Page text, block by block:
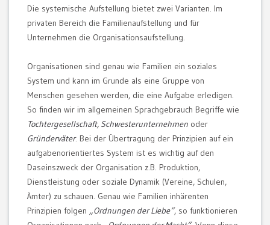
Die systemische Aufstellung bietet zwei Varianten. Im
privaten Bereich die Familienaufstellung und für
Unternehmen die Organisationsaufstellung.
Organisationen sind genau wie Familien ein soziales
System und kann im Grunde als eine Gruppe von
Menschen gesehen werden, die eine Aufgabe erledigen.
So finden wir im allgemeinen Sprachgebrauch Begriffe wie
Tochtergesellschaft, Schwesterunternehmen oder
Gründerväter. Bei der Übertragung der Prinzipien auf ein
aufgabenorientiertes System ist es wichtig auf den
Daseinszweck der Organisation z.B. Produktion,
Dienstleistung oder soziale Dynamik (Vereine, Schulen,
Ämter) zu schauen. Genau wie Familien inhärenten
Prinzipien folgen „Ordnungen der Liebe“, so funktionieren